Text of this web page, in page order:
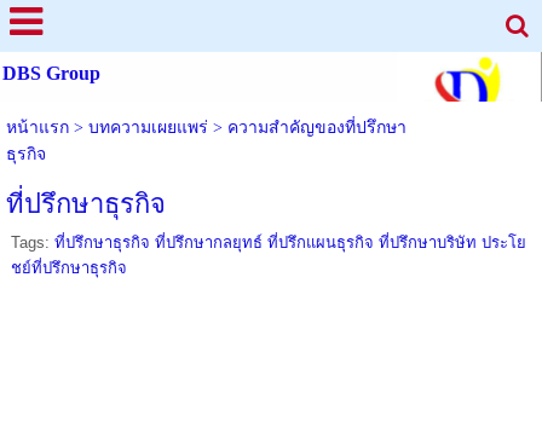
DBS Group
หน้าแรก> บทความเผยแพร่ > ความสำคัญของที่ปรึกษา
ธุรกิจ
ที่ปรึกษาธุรกิจ
Tags: ที่ปรึกษาธุรกิจ ที่ปรึกษากลยุทธ์ ที่ปรึกแผนธุรกิจ ที่ปรึกษาบริษัท ประโย
ชย์ที่ปรึกษาธุรกิจ